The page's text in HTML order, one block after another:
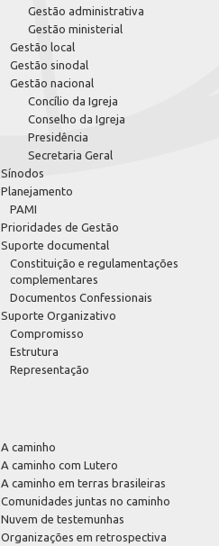
Gestão administrativa
Gestão ministerial
Gestão local
Gestão sinodal
Gestão nacional
Concílio da Igreja
Conselho da Igreja
Presidência
Secretaria Geral
Sínodos
Planejamento
PAMI
Prioridades de Gestão
Suporte documental
Constituição e regulamentações
complementares
Documentos Confessionais
Suporte Organizativo
Compromisso
Estrutura
Representação
A caminho
A caminho com Lutero
A caminho em terras brasileiras
Comunidades juntas no caminho
Nuvem de testemunhas
Organizações em retrospectiva